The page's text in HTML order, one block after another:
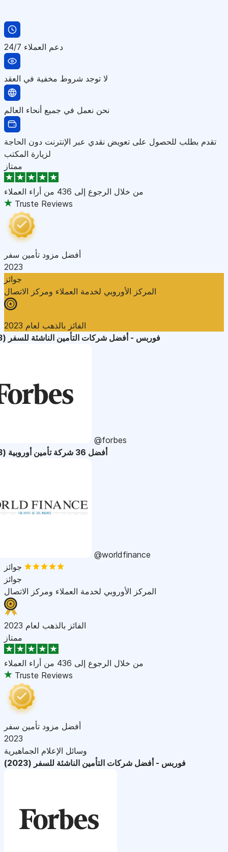
دعم العملاء 24/7
لا توجد شروط مخفية في العقد
نحن نعمل في جميع أنحاء العالم
تقدم بطلب للحصول على تعويض نقدي عبر الإنترنت دون الحاجة
لزيارة المكتب
ممتاز
من خلال الرجوع إلى 436 من أراء العملاء
Truste Reviews
أفضل مزود تأمين سفر
2023
جوائز
المركز الأوروبي لخدمة العملاء ومركز الاتصال
الفائز بالذهب لعام 2023
فوربس - أفضل شركات التأمين الناشئة للسفر (2023)
@forbes
أفضل 36 شركة تأمين أوروبية (2023)
@worldfinance
جوائز
المركز الأوروبي لخدمة العملاء ومركز الاتصال
الفائز بالذهب لعام 2023
ممتاز
من خلال الرجوع إلى 436 من أراء العملاء
Truste Reviews
أفضل مزود تأمين سفر
2023
وسائل الإعلام الجماهيرية
فوربس - أفضل شركات التأمين الناشئة للسفر (2023)